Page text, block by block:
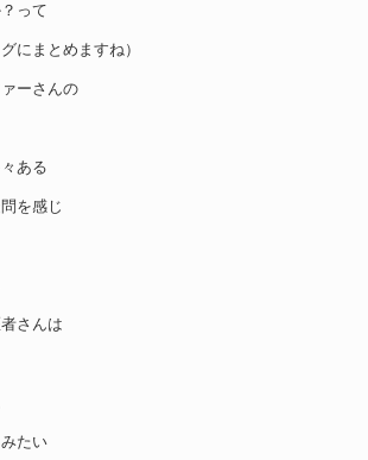
って
にまとめますね）
ーさんの
ある
を感じ
さんは
たい